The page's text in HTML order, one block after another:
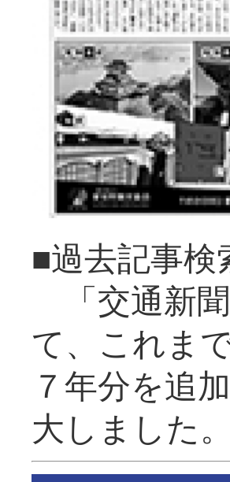
■過去記事
「交通新
て、これま
７年分を追
大し